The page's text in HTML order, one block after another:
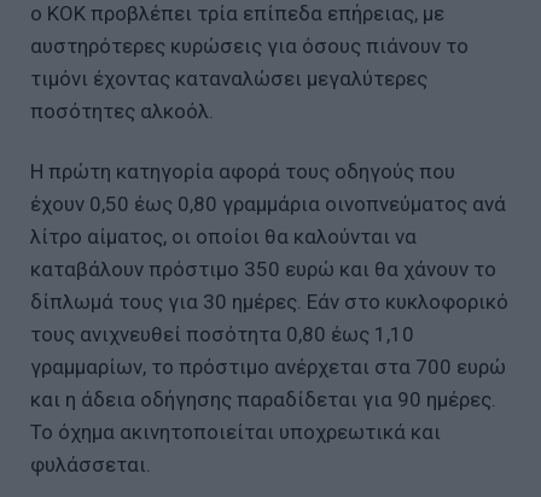
ο ΚΟΚ προβλέπει τρία επίπεδα επήρειας, με
αυστηρότερες κυρώσεις για όσους πιάνουν το
τιμόνι έχοντας καταναλώσει μεγαλύτερες
ποσότητες αλκοόλ.
Η πρώτη κατηγορία αφορά τους οδηγούς που
έχουν 0,50 έως 0,80 γραμμάρια οινοπνεύματος ανά
λίτρο αίματος, οι οποίοι θα καλούνται να
καταβάλουν πρόστιμο 350 ευρώ και θα χάνουν το
δίπλωμά τους για 30 ημέρες. Εάν στο κυκλοφορικό
τους ανιχνευθεί ποσότητα 0,80 έως 1,10
γραμμαρίων, το πρόστιμο ανέρχεται στα 700 ευρώ
και η άδεια οδήγησης παραδίδεται για 90 ημέρες.
Το όχημα ακινητοποιείται υποχρεωτικά και
φυλάσσεται.